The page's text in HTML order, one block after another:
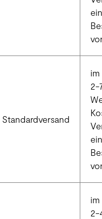
Standardversand
2-
2-